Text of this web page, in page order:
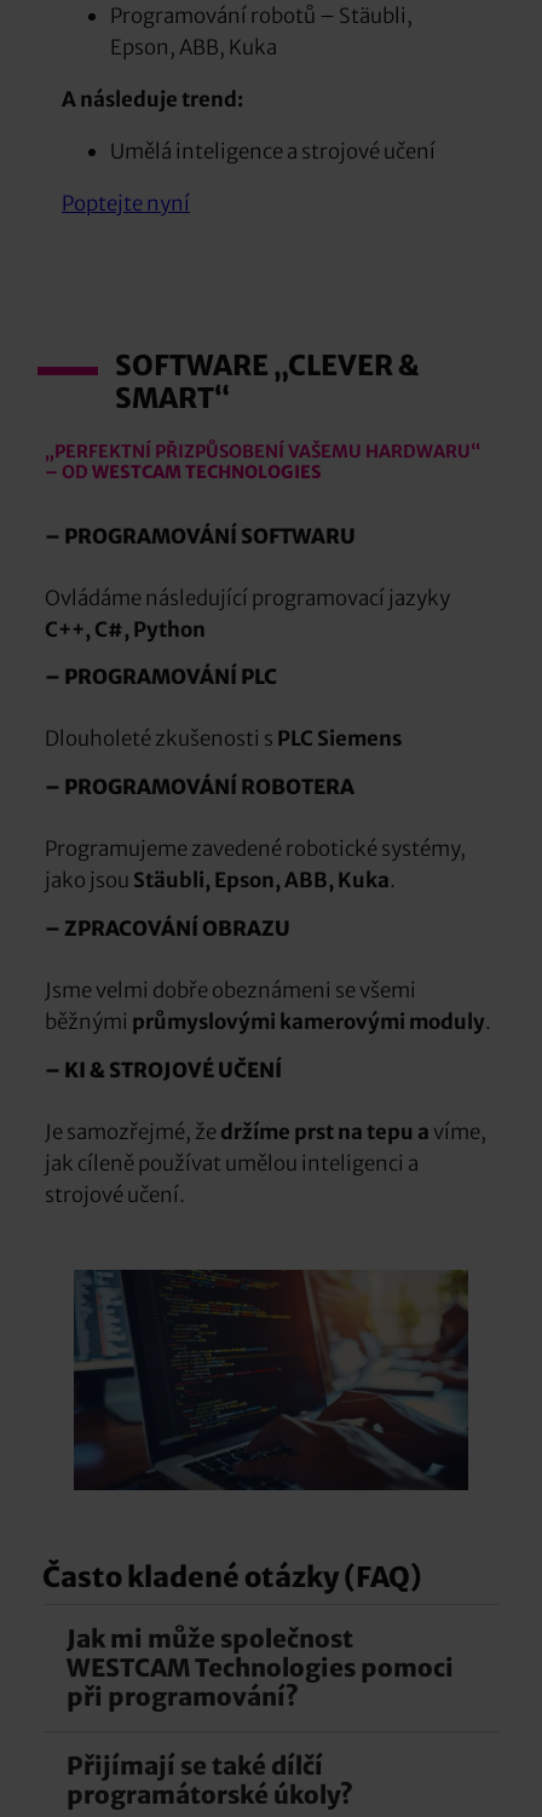
Programování robotů – Stäubli,
Epson, ABB, Kuka
A následuje trend:
Umělá inteligence a strojové učení
Poptejte nyní
SOFTWARE „CLEVER &
SMART“
„PERFEKTNÍ PŘIZPŮSOBENÍ VAŠEMU HARDWARU“
– OD WESTCAM TECHNOLOGIES
– PROGRAMOVÁNÍ SOFTWARU
Ovládáme následující programovací jazyky
C++, C#, Python
– PROGRAMOVÁNÍ PLC
Dlouholeté zkušenosti s PLC Siemens
– PROGRAMOVÁNÍ ROBOTERA
Programujeme zavedené robotické systémy,
jako jsou Stäubli, Epson, ABB, Kuka.
– ZPRACOVÁNÍ OBRAZU
Jsme velmi dobře obeznámeni se všemi
běžnými průmyslovými kamerovými moduly.
– KI & STROJOVÉ UČENÍ
Je samozřejmé, žedržíme prst na tepu a víme,
jak cíleně používat umělou inteligenci a
strojové učení.
Často kladené otázky (FAQ)
Jak mi může společnost
WESTCAM Technologies pomoci
při programování?
Společnost WESTCAM Technologies se skládá z
technických odborníků s dlouholetými
Přijímají se také dílčí
programátorské úkoly?